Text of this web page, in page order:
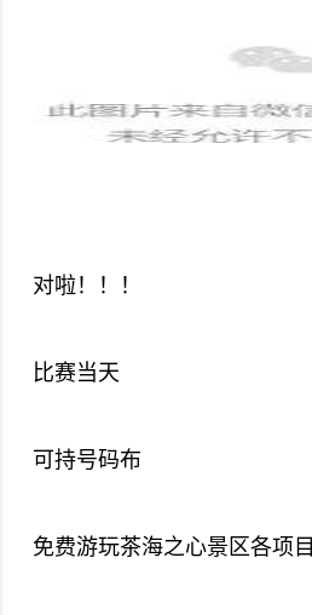
对啦！！！
比赛当天
可持号码布
免费游玩茶海之心景区各项目